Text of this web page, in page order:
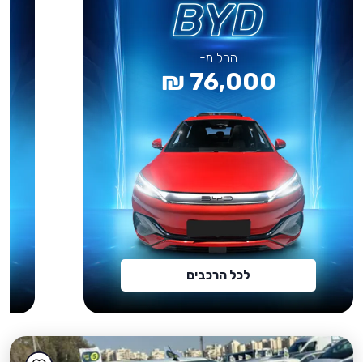
החל מ-
76,000 ₪
לכל הרכבים